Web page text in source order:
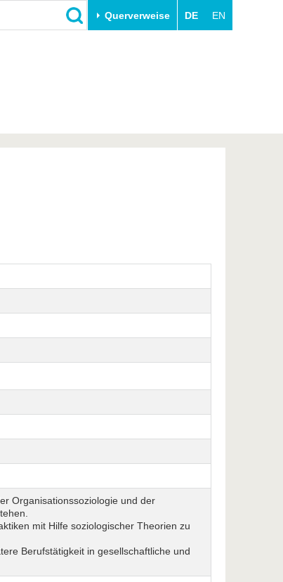
Querverweise DE EN
Organisationssoziologie und der
mit Hilfe soziologischer Theorien zu
Berufstätigkeit in gesellschaftliche und